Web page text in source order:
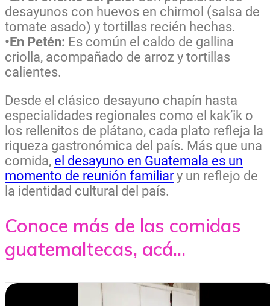
desayunos con huevos en chirmol (salsa de
tomate asado) y tortillas recién hechas.
•En Petén: Es común el caldo de gallina
criolla, acompañado de arroz y tortillas
calientes.
Desde el clásico desayuno chapín hasta
especialidades regionales como el kak’ik o
los rellenitos de plátano, cada plato refleja la
riqueza gastronómica del país. Más que una
comida, el desayuno en Guatemala es un
momento de reunión familiary un reflejo de
la identidad cultural del país.
Conoce más de las comidas
guatemaltecas, acá...